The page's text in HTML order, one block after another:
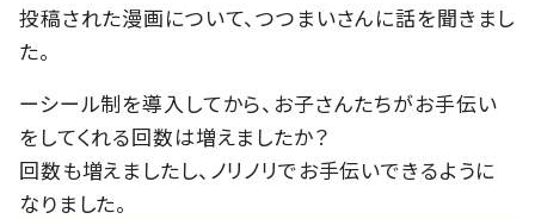
投稿された漫画について、つつまいさんに話を聞きまし
た。
ーシール制を導入してから、お子さんたちがお手伝い
をしてくれる回数は増えましたか？
回数も増えましたし、ノリノリでお手伝いできるように
なりました。